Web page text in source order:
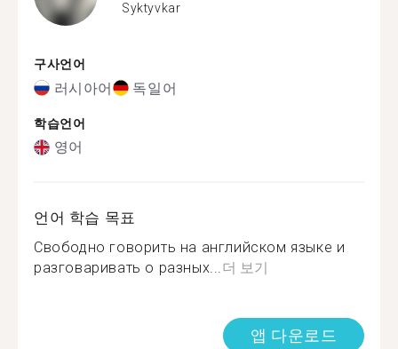
Syktyvkar
구사언어
러시아어 독일어
학습언어
영어
언어 학습 목표
Свободно говорить на английском языке и
разговаривать о разных...더 보기
앱 다운로드